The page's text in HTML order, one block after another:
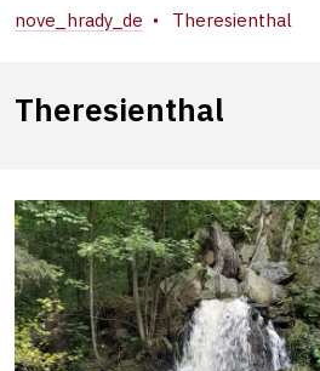
nove_hrady_de Theresienthal
Theresienthal